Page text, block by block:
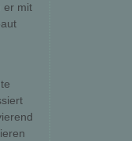
er mit